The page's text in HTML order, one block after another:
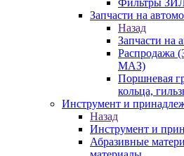
Фильтры
Запчасти на
Назад
Запчасти на
Распродажа
МАЗ)
Поршневая
кольца,
Инструмент и
Назад
Инструмент и
Абразивные